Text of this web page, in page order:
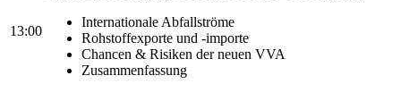
13:00
Internationale Abfallströme
Rohstoffexporte und -importe
Chancen & Risiken der neuen VVA
Zusammenfassung